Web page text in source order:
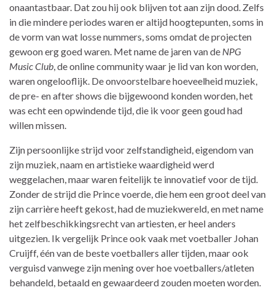
onaantastbaar. Dat zou hij ook blijven tot aan zijn dood. Zelfs
in die mindere periodes waren er altijd hoogtepunten, soms in
de vorm van wat losse nummers, soms omdat de projecten
gewoon erg goed waren. Met name de jaren van de NPG
Music Club , de online community waar je lid van kon worden,
waren ongelooflijk. De onvoorstelbare hoeveelheid muziek,
de pre- en after shows die bijgewoond konden worden, het
was echt een opwindende tijd, die ik voor geen goud had
willen missen.
Zijn persoonlijke strijd voor zelfstandigheid, eigendom van
zijn muziek, naam en artistieke waardigheid werd
weggelachen, maar waren feitelijk te innovatief voor de tijd.
Zonder de strijd die Prince voerde, die hem een groot deel van
zijn carrière heeft gekost, had de muziekwereld, en met name
het zelfbeschikkingsrecht van artiesten, er heel anders
uitgezien. Ik vergelijk Prince ook vaak met voetballer Johan
Cruijff, één van de beste voetballers aller tijden, maar ook
verguisd vanwege zijn mening over hoe voetballers/atleten
behandeld, betaald en gewaardeerd zouden moeten worden.